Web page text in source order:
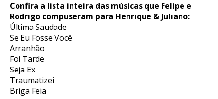
Confira a lista inteira das músicas que Felipe e
Rodrigo compuseram para Henrique & Juliano:
Última Saudade
Se Eu Fosse Você
Arranhão
Foi Tarde
Seja Ex
Traumatizei
Briga Feia